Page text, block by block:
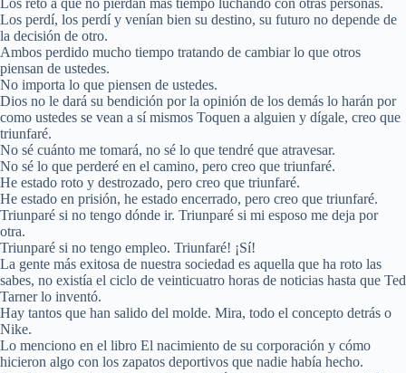
Los perdí, los perdí y venían bien su destino, su futuro no depende de
la decisión de otro.
Ambos perdido mucho tiempo tratando de cambiar lo que otros
piensan de ustedes.
No importa lo que piensen de ustedes.
Dios no le dará su bendición por la opinión de los demás lo harán por
como ustedes se vean a sí mismos Toquen a alguien y dígale, creo que
triunfaré.
No sé cuánto me tomará, no sé lo que tendré que atravesar.
No sé lo que perderé en el camino, pero creo que triunfaré.
He estado roto y destrozado, pero creo que triunfaré.
He estado en prisión, he estado encerrado, pero creo que triunfaré.
Triunparé si no tengo dónde ir. Triunparé si mi esposo me deja por
otra.
Triunparé si no tengo empleo. Triunfaré! ¡Sí!
La gente más exitosa de nuestra sociedad es aquella que ha roto las
sabes, no existía el ciclo de veinticuatro horas de noticias hasta que Ted
Tarner lo inventó.
Hay tantos que han salido del molde. Mira, todo el concepto detrás o
Nike.
Lo menciono en el libro El nacimiento de su corporación y cómo
hicieron algo con los zapatos deportivos que nadie había hecho.